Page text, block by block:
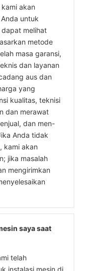
akan
untuk
dapat melihat
metode
masa garansi,
dan layanan
aus dan
yang
kualitas, teknisi
dan merawat
dan men-
Anda tidak
kami akan
jika masalah
mengirimkan
saya saat
telah
instalasi mesin di